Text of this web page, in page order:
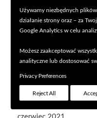
luty 2023
styczeń 2023
lipiec 2022
listopad 2021
wrzesień 2021
czerwiec 2021
Używamy niezbędnych
działanie strony oraz – za
Google Analytics w celu
Możesz zaakceptować
analityczne lub dostosować
Privacy Preferences
Reject All